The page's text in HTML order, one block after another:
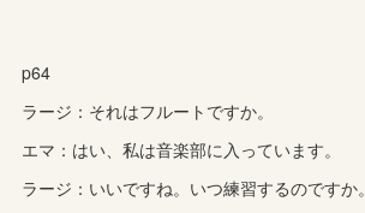
p64
ラージ：それはフルートですか。
エマ：はい、私は音楽部に入っています。
ラージ：いいですね。いつ練習するのですか。